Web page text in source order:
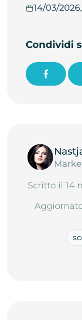
14/03/
Condividi
Scritto il 14